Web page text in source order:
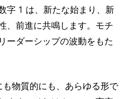
字 1 は、新たな始まり、新
、前進に共鳴します。モチ
ーダーシップの波動をもた
物質的にも、あらゆる形で